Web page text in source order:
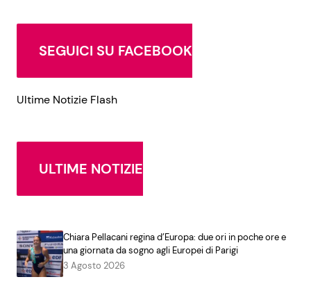
SEGUICI SU FACEBOOK
Ultime Notizie Flash
ULTIME NOTIZIE
Chiara Pellacani regina d’Europa: due ori in poche ore e
una giornata da sogno agli Europei di Parigi
3 Agosto 2026